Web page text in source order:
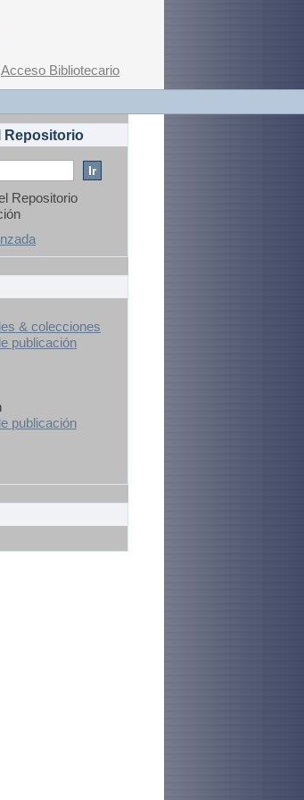
Acceso Bibliotecario
Repositorio
Repositorio
& colecciones
publicación
publicación